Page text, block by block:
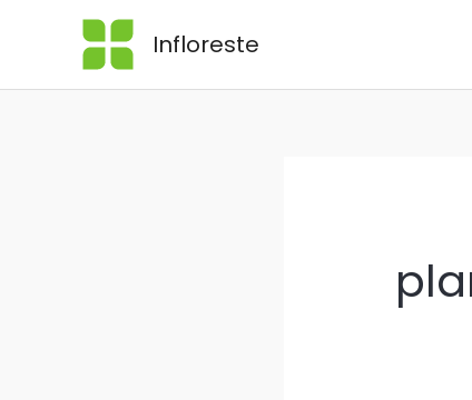
Infloreste